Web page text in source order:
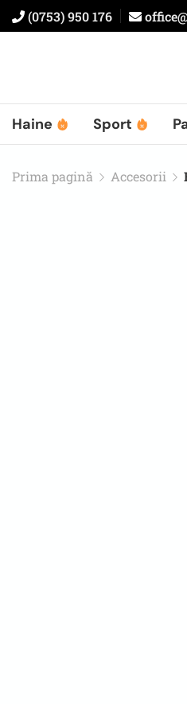
(0753) 950 176
Haine Sport
Prima pagină Accesorii